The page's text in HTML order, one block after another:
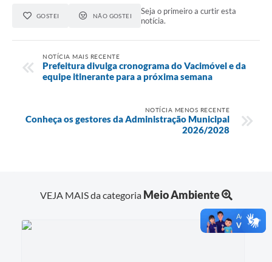
GOSTEI NÃO GOSTEI
Seja o primeiro a curtir esta
notícia.
NOTÍCIA MAIS RECENTE
Prefeitura divulga cronograma do Vacimóvel e da
equipe itinerante para a próxima semana
NOTÍCIA MENOS RECENTE
Conheça os gestores da Administração Municipal
2026/2028
VEJA MAIS da categoria Meio Ambiente